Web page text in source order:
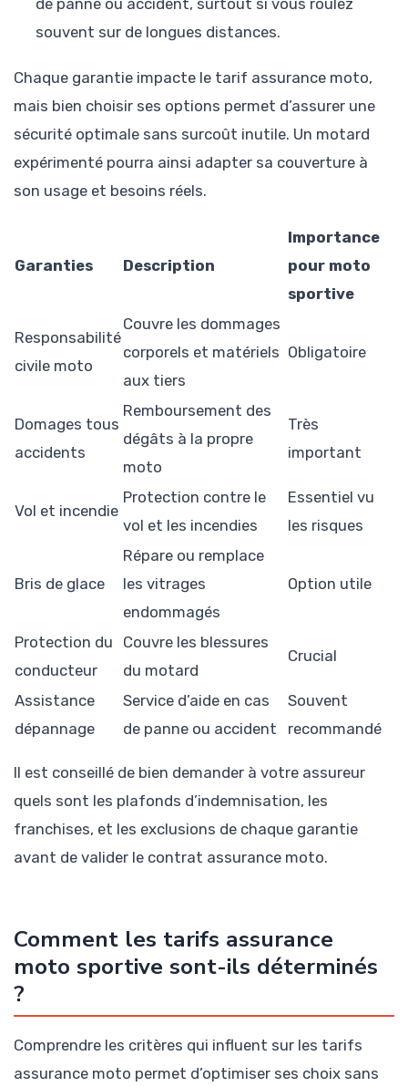
souvent sur de longues distances.
Chaque garantie impacte le tarif assurance moto,
mais bien choisir ses options permet d’assurer une
sécurité optimale sans surcoût inutile. Un motard
expérimenté pourra ainsi adapter sa couverture à
son usage et besoins réels.
Garanties Description
Importance
pour moto
sportive
Responsabilité
civile moto
Couvre les dommages
corporels et matériels
aux tiers
Obligatoire
Domages tous
accidents
Remboursement des
dégâts à la propre
moto
Très
important
Vol et incendie
Protection contre le
vol et les incendies
Essentiel vu
les risques
Bris de glace
Répare ou remplace
les vitrages
endommagés
Option utile
Protection du
conducteur
Couvre les blessures
du motard
Crucial
Assistance
dépannage
Service d’aide en cas
de panne ou accident
Souvent
recommandé
Il est conseillé de bien demander à votre assureur
quels sont les plafonds d’indemnisation, les
franchises, et les exclusions de chaque garantie
avant de valider le contrat assurance moto.
Comment les tarifs assurance
moto sportive sont-ils déterminés
?
Comprendre les critères qui influent sur les tarifs
assurance moto permet d’optimiser ses choix sans